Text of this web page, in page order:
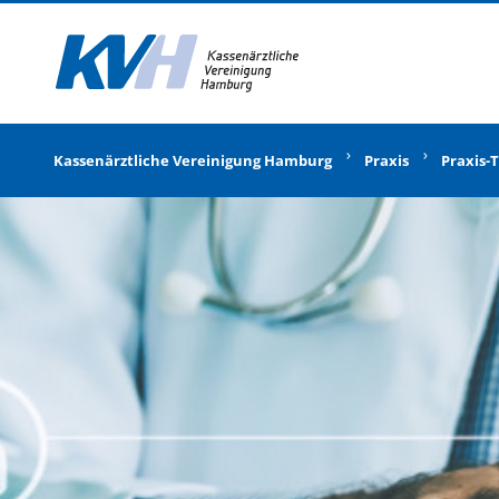
Kassenärztliche Vereinigung Hamburg Praxis Praxis-